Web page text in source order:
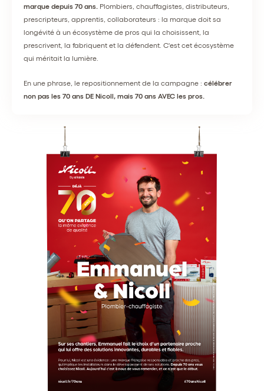
marque depuis 70 ans. Plombiers, chauffagistes, distributeurs,
prescripteurs, apprentis, collaborateurs : la marque doit sa
longévité à un écosystème de pros qui la choisissent, la
prescrivent, la fabriquent et la défendent. C'est cet écosystème
qui méritait la lumière.
En une phrase, le repositionnement de la campagne : célébrer
non pas les 70 ans DE Nicoll, mais 70 ans AVEC les pros.